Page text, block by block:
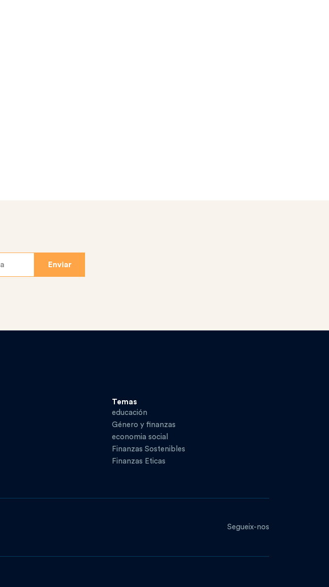
Temas
educación
Género y finanzas
economia social
Finanzas Sostenibles
Finanzas Eticas
Segueix-nos